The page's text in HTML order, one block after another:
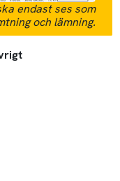
endast ses som
och lämning.